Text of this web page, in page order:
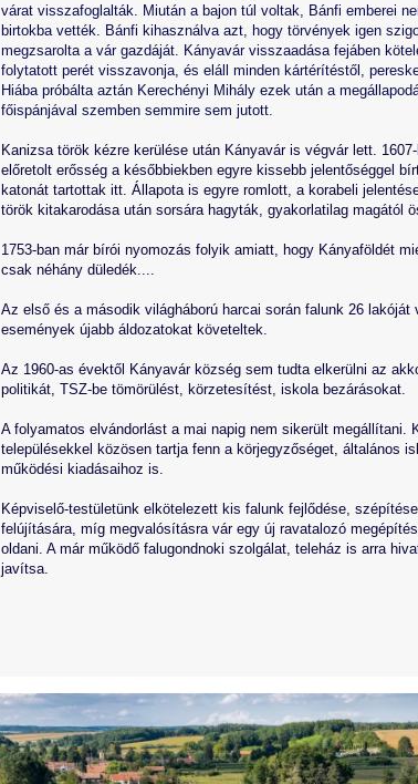
várat visszafoglalták. Miután a bajon túl voltak, Bánfi emberei
birtokba vették. Bánfi kihasználva azt, hogy törvények igen
megzsarolta a vár gazdáját. Kányavár visszaadása fejáben
folytatott perét visszavonja, és eláll minden kártérítéstől,
Hiába próbálta aztán Kerechényi Mihály ezek után a
főispánjával szemben semmire sem jutott.
Kanizsa török kézre kerülése után Kányavár is végvár lett.
előretolt erősség a későbbiekben egyre kissebb jelentőséggel
katonát tartottak itt. Állapota is egyre romlott, a korabeli
török kitakarodása után sorsára hagyták, gyakorlatilag magától
1753-ban már bírói nyomozás folyik amiatt, hogy Kányaföldét
csak néhány düledék....
Az első és a második világháború harcai során falunk 26
események újabb áldozatokat követeltek.
Az 1960-as évektől Kányavár község sem tudta elkerülni az
politikát, TSZ-be tömörülést, körzetesítést, iskola bezárásokat.
A folyamatos elvándorlást a mai napig nem sikerült megállítani.
településekkel közösen tartja fenn a körjegyzőséget, általános
működési kiadásaihoz is.
Képviselő-testületünk elkötelezett kis falunk fejlődése,
felújítására, míg megvalósításra vár egy új ravatalozó
oldani. A már működő falugondnoki szolgálat, teleház is arra
javítsa.